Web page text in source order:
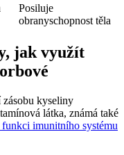
Posiluje
obranyschopnost těla
jak využít
kyseliny
látka, známá také
imunitního systému